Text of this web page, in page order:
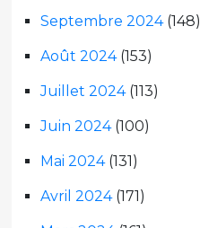
Septembre 2024(148)
Août 2024(153)
Juillet 2024(113)
Juin 2024(100)
Mai 2024(131)
Avril 2024(171)